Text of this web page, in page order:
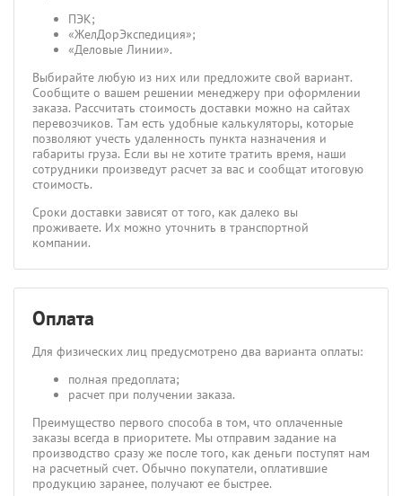
ПЭК;
«ЖелДорЭкспедиция»;
«Деловые Линии».
Выбирайте любую из них или предложите свой вариант.
Сообщите о вашем решении менеджеру при оформлении
заказа. Рассчитать стоимость доставки можно на сайтах
перевозчиков. Там есть удобные калькуляторы, которые
позволяют учесть удаленность пункта назначения и
габариты груза. Если вы не хотите тратить время, наши
сотрудники произведут расчет за вас и сообщат итоговую
стоимость.
Сроки доставки зависят от того, как далеко вы
проживаете. Их можно уточнить в транспортной
компании.
Оплата
Для физических лиц предусмотрено два варианта оплаты:
полная предоплата;
расчет при получении заказа.
Преимущество первого способа в том, что оплаченные
заказы всегда в приоритете. Мы отправим задание на
производство сразу же после того, как деньги поступят нам
на расчетный счет. Обычно покупатели, оплатившие
продукцию заранее, получают ее быстрее.